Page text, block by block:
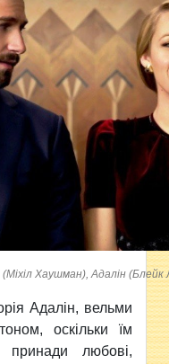
(Міхіл Хаушман), Адалін (Блейк
Адалін, вельми
оскільки їм
принади любові,